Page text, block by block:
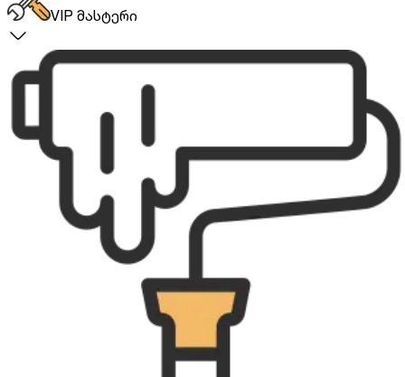
VIP მასტერი